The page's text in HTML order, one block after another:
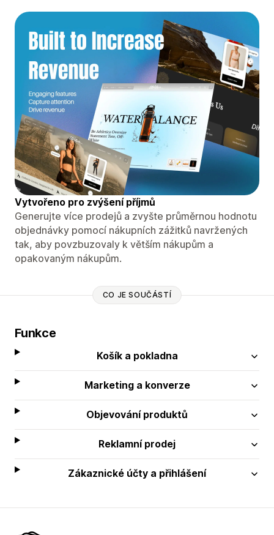
Vytvořeno pro zvýšení příjmů
Generujte více prodejů a zvyšte průměrnou hodnotu
objednávky pomocí nákupních zážitků navržených
tak, aby povzbuzovaly k větším nákupům a
opakovaným nákupům.
CO JE SOUČÁSTÍ
Funkce
Košík a pokladna
Marketing a konverze
Objevování produktů
Reklamní prodej
Zákaznické účty a přihlášení